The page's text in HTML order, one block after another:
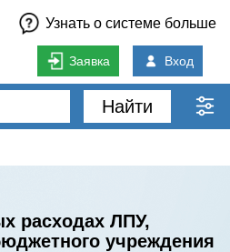
Узнать о системе больше
Заявка Вход
Найти
расходах ЛПУ,
учреждения